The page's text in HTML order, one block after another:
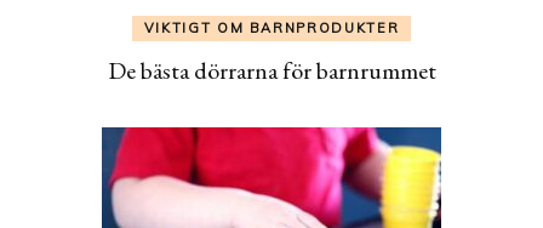
VIKTIGT OM BARNPRODUKTER
De bästa dörrarna för barnrummet